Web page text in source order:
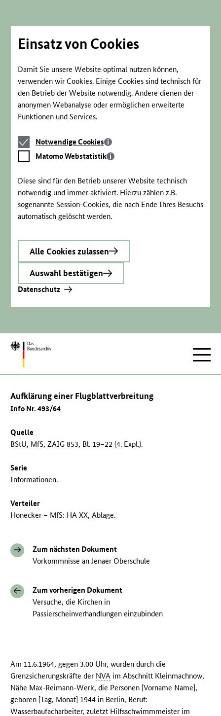
Einsatz von Cookies
Damit Sie unsere Website optimal nutzen können,
verwenden wir Cookies. Einige Cookies sind technisch für
den Betrieb der Website notwendig. Andere dienen der
anonymen Webanalyse oder ermöglichen erweiterte
Funktionen und Services.
Notwendige
Cookies
Notwendige Cookies
Matomo
Webstatistik
Matomo Webstatistik
Diese sind für den Betrieb unserer Website technisch
notwendig und immer aktiviert. Hierzu zählen z.B.
sogenannte Session-Cookies, die nach Ende Ihres Besuchs
automatisch gelöscht werden.
Alle Cookies zulassen
Auswahl bestätigen
Datenschutz
Zur
Aufklärung einer Flugblattverbreitung
Info Nr. 493/64
Quelle
BStU, MfS,ZAIG 853, Bl. 19–22 (4. Expl.).
Serie
Informationen.
Verteiler
Honecker – MfS: HA XX, Ablage.
Zum nächsten Dokument
Vorkommnisse an Jenaer Oberschule
Zum vorherigen Dokument
Versuche, die Kirchen in
Passierscheinverhandlungen einzubinden
Am 11.6.1964, gegen 3.00 Uhr, wurden durch die
Grenzsicherungskräfte der NVA im Abschnitt Kleinmachnow,
Nähe Max-Reimann-Werk, die Personen [Vorname Name],
geboren [Tag, Monat] 1944 in Berlin, Beruf:
Wasserbaufacharbeiter, zuletzt Hilfsschwimmmeister im